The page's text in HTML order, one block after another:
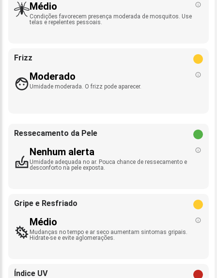
Médio
Condições favorecem presença moderada de mosquitos. Use
telas e repelentes pessoais.
Frizz
Moderado
Umidade moderada. O frizz pode aparecer.
Ressecamento da Pele
Nenhum alerta
Umidade adequada no ar. Pouca chance de ressecamento e
desconforto na pele exposta.
Gripe e Resfriado
Médio
Mudanças no tempo e ar seco aumentam sintomas gripais.
Hidrate-se e evite aglomerações.
Índice UV